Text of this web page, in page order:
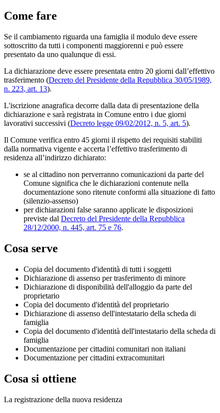
Come fare
Se il cambiamento riguarda una famiglia il modulo deve essere
sottoscritto da tutti i componenti maggiorenni e può essere
presentato da uno qualunque di essi.
La dichiarazione deve essere presentata entro 20 giorni dall’effettivo
trasferimento (Decreto del Presidente della Repubblica 30/05/1989,
n. 223, art. 13).
L'iscrizione anagrafica decorre dalla data di presentazione della
dichiarazione e sarà registrata in Comune entro i due giorni
lavorativi successivi (Decreto legge 09/02/2012, n. 5, art. 5).
Il Comune verifica entro 45 giorni il rispetto dei requisiti stabiliti
dalla normativa vigente e accerta l’effettivo trasferimento di
residenza all’indirizzo dichiarato:
se al cittadino non perverranno comunicazioni da parte del
Comune significa che le dichiarazioni contenute nella
documentazione sono ritenute conformi alla situazione di fatto
(silenzio-assenso)
per dichiarazioni false saranno applicate le disposizioni
previste dal Decreto del Presidente della Repubblica
28/12/2000, n. 445, art. 75 e 76.
Cosa serve
Copia del documento d'identità di tutti i soggetti
Dichiarazione di assenso per trasferimento di minore
Dichiarazione di disponibilità dell'alloggio da parte del
proprietario
Copia del documento d'identità del proprietario
Dichiarazione di assenso dell'intestatario della scheda di
famiglia
Copia del documento d'identità dell'intestatario della scheda di
famiglia
Documentazione per cittadini comunitari non italiani
Documentazione per cittadini extracomunitari
Cosa si ottiene
La registrazione della nuova residenza